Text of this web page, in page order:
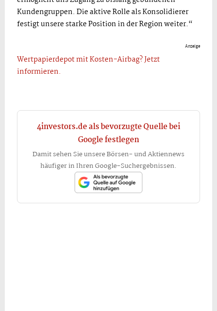
Kundengruppen. Die aktive Rolle als Konsolidierer
festigt unsere starke Position in der Region weiter.“
Anzeige
Wertpapierdepot mit Kosten-Airbag? Jetzt
informieren.
4investors.de als bevorzugte Quelle bei
Google festlegen
Damit sehen Sie unsere Börsen- und Aktiennews
häufiger in Ihren Google-Suchergebnissen.